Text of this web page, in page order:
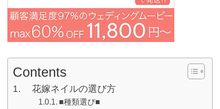
Contents
花嫁ネイルの選び方
■種類選び■